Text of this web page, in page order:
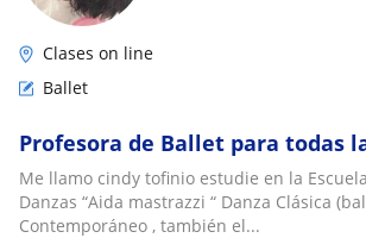
Clases on line
Ballet
Profesora de Ballet para todas
Me llamo cindy tofinio estudie en la
Danzas “Aida mastrazzi “ Danza Clásica
Contemporáneo , también el...